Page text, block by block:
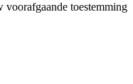
voorafgaande toestemming